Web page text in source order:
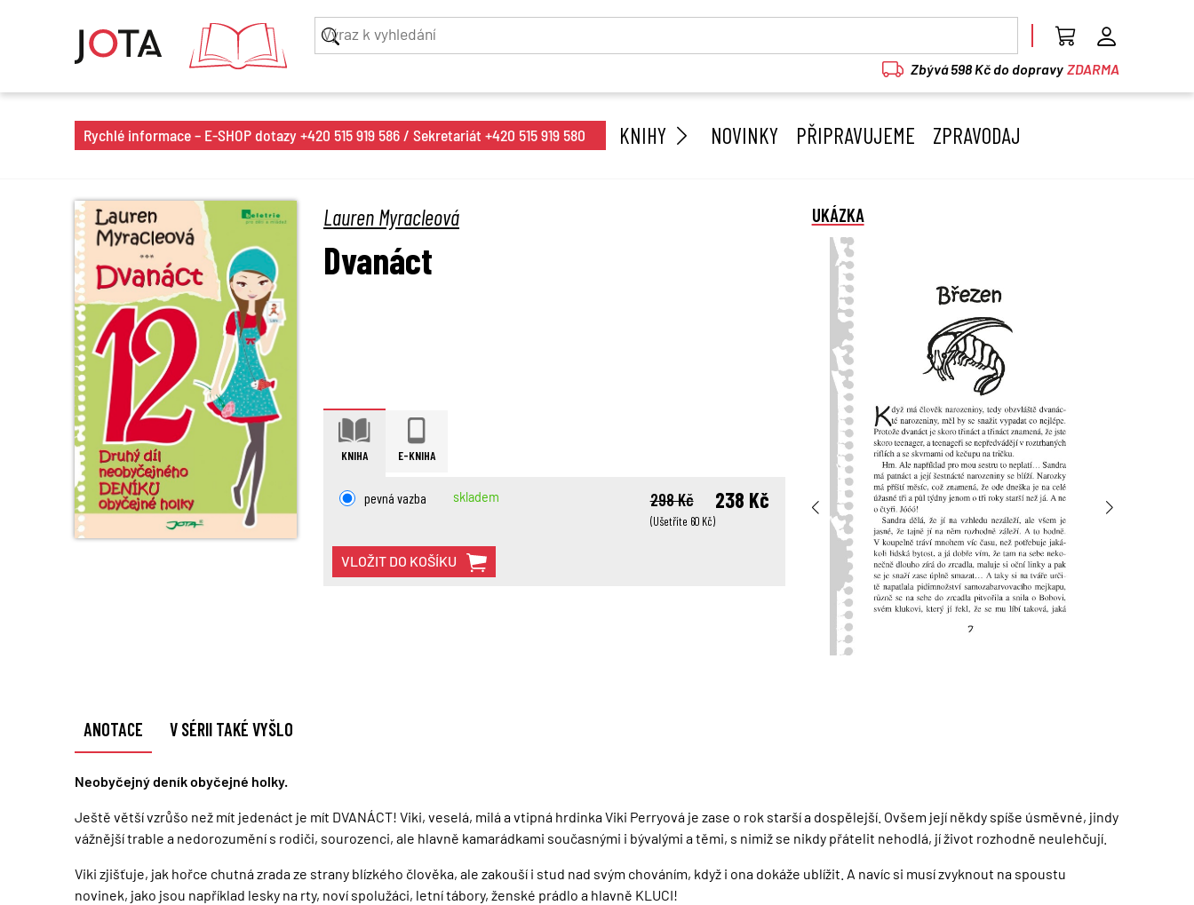
Zbývá 598 Kč do dopravy ZDARMA
Rychlé informace – E-SHOP dotazy +420 515 919 586 / Sekretariát +420 515 919 580 KNIHY NOVINKY PŘIPRAVUJEME ZPRAVODAJ
Lauren Myracleová
Dvanáct
UKÁZKA
KNIHA E-KNIHA
pevná vazba skladem 298 Kč
(Ušetříte 60 Kč)
238 Kč
VLOŽIT DO KOŠÍKU
ANOTACE V SÉRII TAKÉ VYŠLO
Neobyčejný deník obyčejné holky.
Ještě větší vzrůšo než mít jedenáct je mít DVANÁCT! Viki, veselá, milá a vtipná hrdinka Viki Perryová je zase o rok starší a dospělejší. Ovšem její někdy spíše úsměvné, jindy
vážnější trable a nedorozumění s rodiči, sourozenci, ale hlavně kamarádkami současnými i bývalými a těmi, s nimiž se nikdy přátelit nehodlá, jí život rozhodně neulehčují.
Viki zjišťuje, jak hořce chutná zrada ze strany blízkého člověka, ale zakouší i stud nad svým chováním, když i ona dokáže ublížit. A navíc si musí zvyknout na spoustu
novinek, jako jsou například lesky na rty, noví spolužáci, letní tábory, ženské prádlo a hlavně KLUCI!